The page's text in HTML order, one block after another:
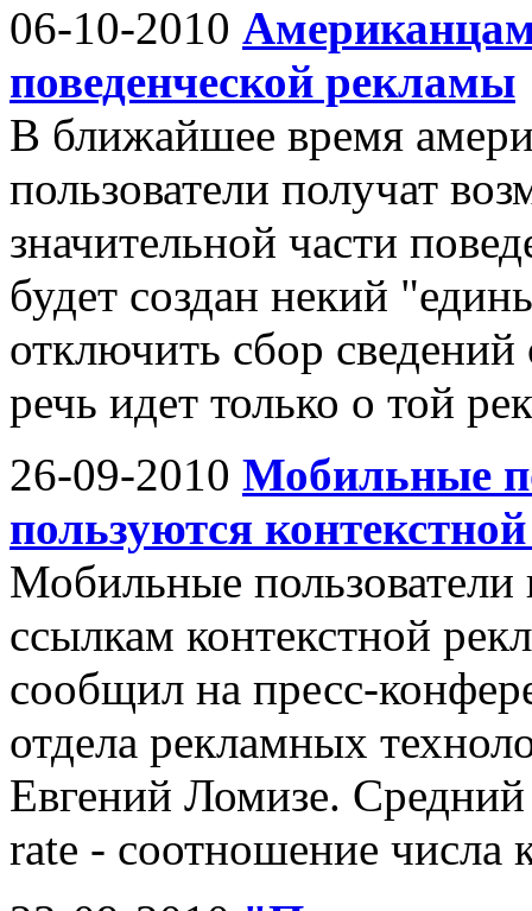
06-10-2010
поведенческой рекламы
В ближайшее время
пользователи получат
значительной части
будет создан некий
отключить сбор
речь идет только о той
26-09-2010 Мобильные
пользуются
Мобильные пользователи
ссылкам контекстной
сообщил на пресс-
отдела рекламных
Евгений Ломизе.
rate - соотношение числа